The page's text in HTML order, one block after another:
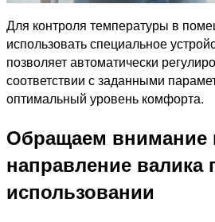
Для контроля температуры в
использовать специальное
позволяет автоматически
соответствии с заданными
оптимальный уровень комфорта.
Обращаем внимание
направление валика
использовании